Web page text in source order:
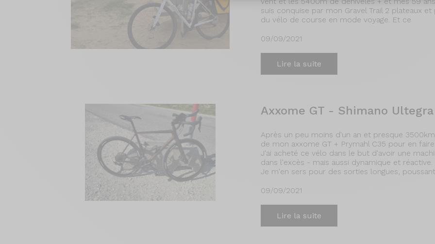
suis conquise par mon Gravel Trail 2 plateaux
du vélo de course en mode voyage. Et ce
09/09/2021
Lire la suite
Axxome GT - Shimano
Après un peu moins d'un an et presque
de mon axxome GT + Prymahl C35 pour en
J'ai acheté ce vélo dans le but d'avoir une
dans l'excès - mais aussi dynamique et réactive.
Je m'en sers pour des sorties longues,
09/09/2021
Lire la suite